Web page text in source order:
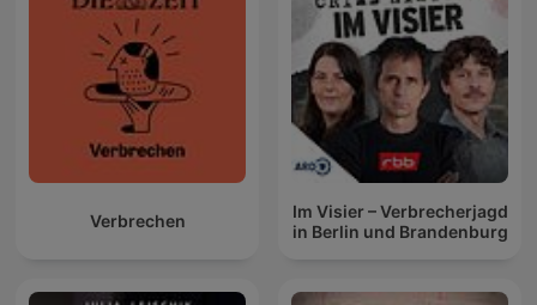
Verbrechen
Im Visier – Verbrecherjagd
in Berlin und Brandenburg